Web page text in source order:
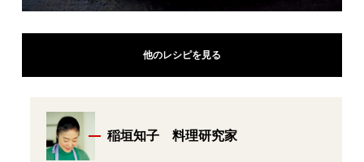
他のレシピを見る
稲垣知子 料理研究家